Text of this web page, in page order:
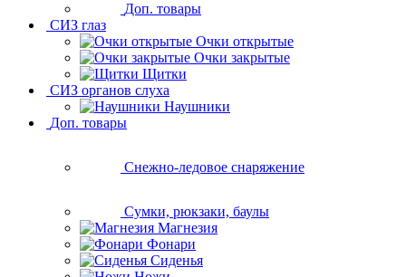
Доп. товары
СИЗ глаз
Очки открытые
Очки закрытые
Щитки
СИЗ органов слуха
Наушники
Доп. товары
Снежно-ледовое снаряжение
Сумки, рюкзаки, баулы
Магнезия
Фонари
Сиденья